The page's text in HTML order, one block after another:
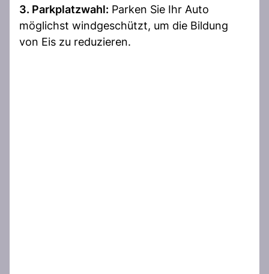
3. Parkplatzwahl: Parken Sie Ihr Auto
möglichst windgeschützt, um die Bildung
von Eis zu reduzieren.